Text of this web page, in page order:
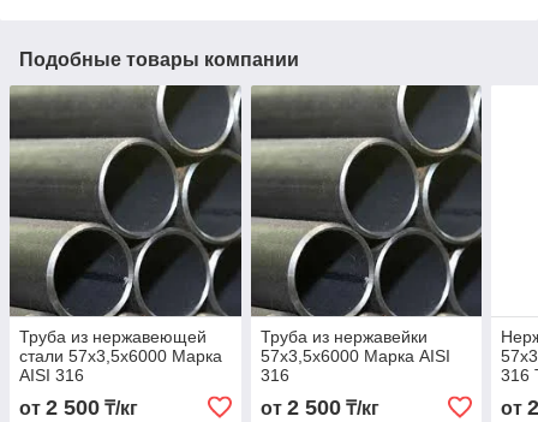
Подобные товары компании
Труба из нержавеющей
стали 57х3,5х6000 Марка
AISI 316
от 2 500 ₸/кг
Труба из нержавейки
57х3,5х6000 Марка AISI
316
от 2 500₸/кг
316
от